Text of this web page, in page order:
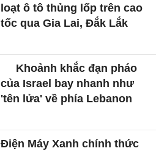
loạt ô tô thủng lốp trên cao
tốc qua Gia Lai, Đắk Lắk
Khoảnh khắc đạn pháo
của Israel bay nhanh như
'tên lửa' về phía Lebanon
Điện Máy Xanh chính thức